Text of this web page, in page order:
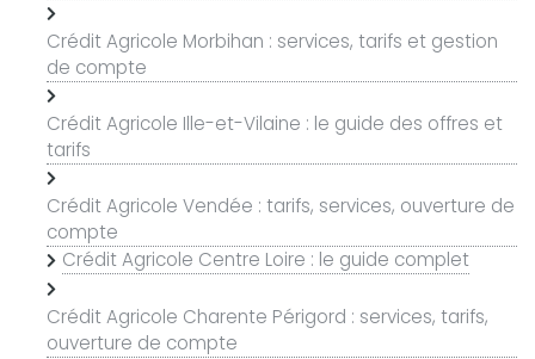
Crédit Agricole Morbihan : services, tarifs et gestion
de compte
Crédit Agricole Ille-et-Vilaine : le guide des offres et
tarifs
Crédit Agricole Vendée : tarifs, services, ouverture de
compte
Crédit Agricole Centre Loire : le guide complet
Crédit Agricole Charente Périgord : services, tarifs,
ouverture de compte